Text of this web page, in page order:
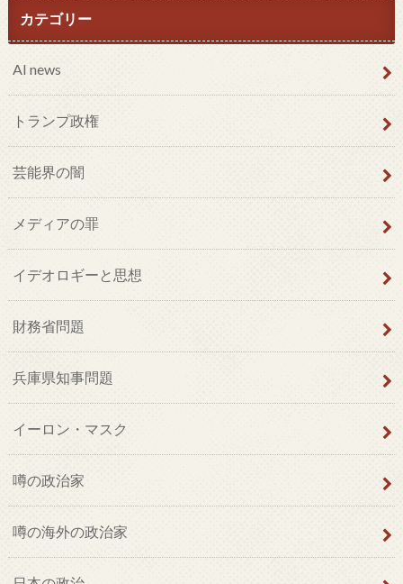
カテゴリー
AI news
トランプ政権
芸能界の闇
メディアの罪
イデオロギーと思想
財務省問題
兵庫県知事問題
イーロン・マスク
噂の政治家
噂の海外の政治家